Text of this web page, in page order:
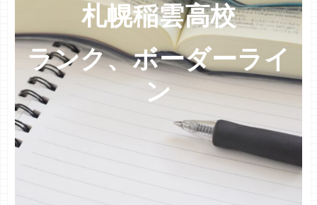
札幌稲雲高校
ランク、ボーダーライ
ン